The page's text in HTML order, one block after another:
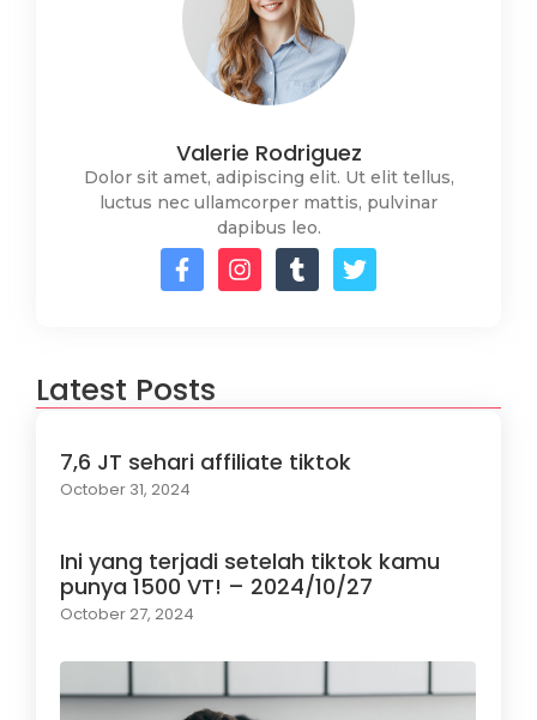
Valerie Rodriguez
Dolor sit amet, adipiscing elit. Ut elit tellus,
luctus nec ullamcorper mattis, pulvinar
dapibus leo.
Latest Posts
7,6 JT sehari affiliate tiktok
October 31, 2024
Ini yang terjadi setelah tiktok kamu
punya 1500 VT! – 2024/10/27
October 27, 2024